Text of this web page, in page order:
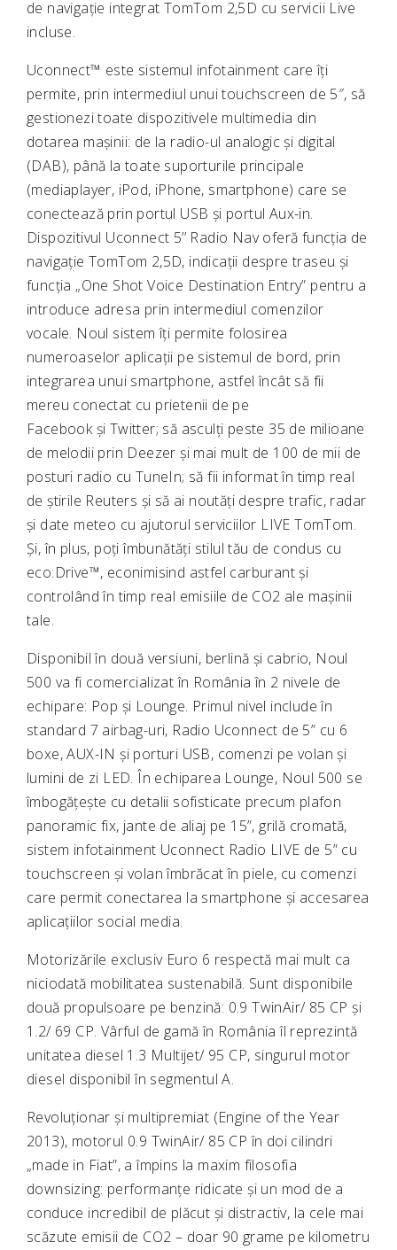
de navigație integrat TomTom 2,5D cu servicii Live
incluse.
Uconnect™ este sistemul infotainment care îți
permite, prin intermediul unui touchscreen de 5″, să
gestionezi toate dispozitivele multimedia din
dotarea mașinii: de la radio-ul analogic și digital
(DAB), până la toate suporturile principale
(mediaplayer, iPod, iPhone, smartphone) care se
conectează prin portul USB și portul Aux-in.
Dispozitivul Uconnect 5’’ Radio Nav oferă funcția de
navigație TomTom 2,5D, indicații despre traseu și
funcția „One Shot Voice Destination Entry” pentru a
introduce adresa prin intermediul comenzilor
vocale. Noul sistem îți permite folosirea
numeroaselor aplicații pe sistemul de bord, prin
integrarea unui smartphone, astfel încât să fii
mereu conectat cu prietenii de pe
Facebook și Twitter; să asculți peste 35 de milioane
de melodii prin Deezer și mai mult de 100 de mii de
posturi radio cu TuneIn; să fii informat în timp real
de știrile Reuters și să ai noutăți despre trafic, radar
și date meteo cu ajutorul serviciilor LIVE TomTom.
Și, în plus, poți îmbunătăți stilul tău de condus cu
eco:Drive™, econimisind astfel carburant și
controlând în timp real emisiile de CO2 ale mașinii
tale.
Disponibil în două versiuni, berlină și cabrio, Noul
500 va fi comercializat în România în 2 nivele de
echipare: Pop și Lounge. Primul nivel include în
standard 7 airbag-uri, Radio Uconnect de 5” cu 6
boxe, AUX-IN și porturi USB, comenzi pe volan și
lumini de zi LED. În echiparea Lounge, Noul 500 se
îmbogățește cu detalii sofisticate precum plafon
panoramic fix, jante de aliaj pe 15”, grilă cromată,
sistem infotainment Uconnect Radio LIVE de 5” cu
touchscreen și volan îmbrăcat în piele, cu comenzi
care permit conectarea la smartphone și accesarea
aplicațiilor social media.
Motorizările exclusiv Euro 6 respectă mai mult ca
niciodată mobilitatea sustenabilă. Sunt disponibile
două propulsoare pe benzină: 0.9 TwinAir/ 85 CP și
1.2/ 69 CP. Vârful de gamă în România îl reprezintă
unitatea diesel 1.3 Multijet/ 95 CP, singurul motor
diesel disponibil în segmentul A.
Revoluționar și multipremiat (Engine of the Year
2013), motorul 0.9 TwinAir/ 85 CP în doi cilindri
„made in Fiat”, a împins la maxim filosofia
downsizing: performanțe ridicate și un mod de a
conduce incredibil de plăcut și distractiv, la cele mai
scăzute emisii de CO2 – doar 90 grame pe kilometru